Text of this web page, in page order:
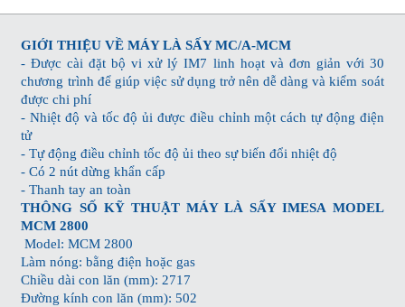
GIỚI THIỆU VỀ MÁY LÀ SẤY MC/A-MCM
- Được cài đặt bộ vi xử lý IM7 linh hoạt và đơn giản với 30
chương trình để giúp việc sử dụng trở nên dễ dàng và kiểm soát
được chi phí
- Nhiệt độ và tốc độ ủi được điều chỉnh một cách tự động điện
tử
- Tự động điều chỉnh tốc độ ủi theo sự biến đổi nhiệt độ
- Có 2 nút dừng khẩn cấp
- Thanh tay an toàn
THÔNG SỐ KỸ THUẬT MÁY LÀ SẤY IMESA MODEL
MCM 2800
Model: MCM 2800
Làm nóng: bằng điện hoặc gas
Chiều dài con lăn (mm): 2717
Đường kính con lăn (mm): 502